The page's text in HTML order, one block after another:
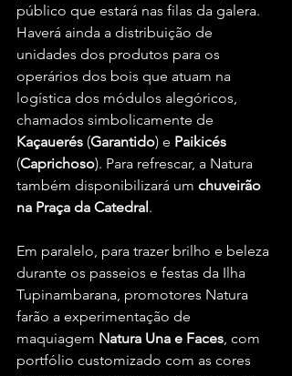
público que estará nas filas da galera.
Haverá ainda a distribuição de
unidades dos produtos para os
operários dos bois que atuam na
logística dos módulos alegóricos,
chamados simbolicamente de
Kaçauerés (Garantido) e Paikicés
(Caprichoso). Para refrescar, a Natura
também disponibilizará um chuveirão
na Praça da Catedral.
Em paralelo, para trazer brilho e beleza
durante os passeios e festas da Ilha
Tupinambarana, promotores Natura
farão a experimentação de
maquiagem Natura Una e Faces , com
portfólio customizado com as cores